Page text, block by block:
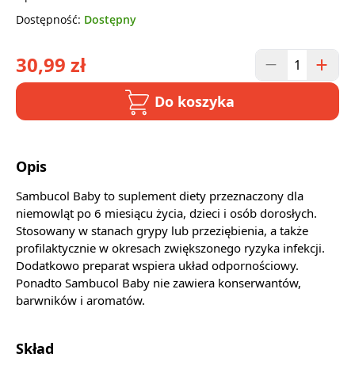
Dostępność: Dostępny
30,99 zł
Do koszyka
Opis
Sambucol Baby to suplement diety przeznaczony dla
niemowląt po 6 miesiącu życia, dzieci i osób dorosłych.
Stosowany w stanach grypy lub przeziębienia, a także
profilaktycznie w okresach zwiększonego ryzyka infekcji.
Dodatkowo preparat wspiera układ odpornościowy.
Ponadto Sambucol Baby nie zawiera konserwantów,
barwników i aromatów.
Skład